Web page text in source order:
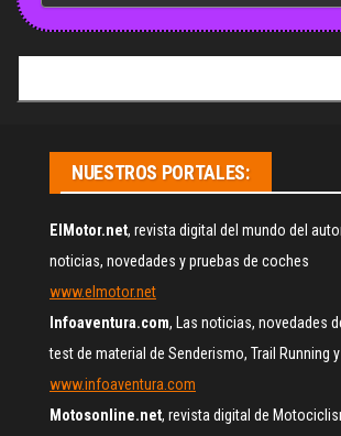
NUESTROS PORTALES:
ElMotor.net, revista digital del mundo del
noticias, novedades y pruebas de coches
www.elmotor.net
Infoaventura.com, Las noticias, novedades
test de material de Senderismo, Trail Running y
www.infoaventura.com
Motosonline.net, revista digital de